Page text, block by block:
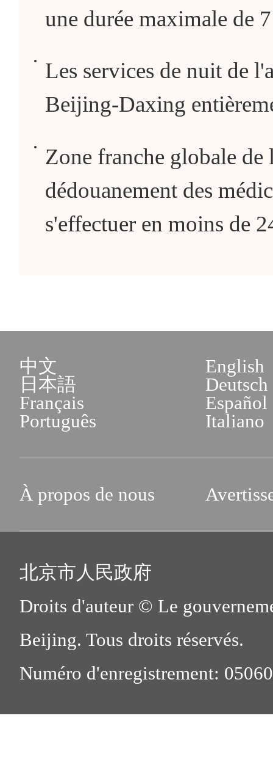
une durée maximale de
Les services de nuit de
Beijing-Daxing
Zone franche globale
dédouanement des
s'effectuer en moins de
中文
English
日本語
Deutsch
Français
Español
Português
Italiano
À propos de nous
北京市人民政府
Droits d'auteur © Le
Beijing. Tous droits réservés.
Numéro d'enregistrement: